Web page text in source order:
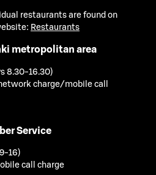
restaurants are found on
Restaurants
metropolitan area
8.30-16.30)
charge/mobile call
Service
16)
call charge